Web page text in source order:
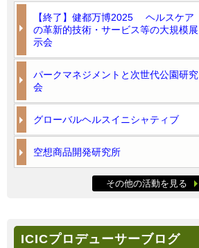
【終了】健都万博2025 ヘルスケア
の革新的技術・サービス等の大規模展
示会
パークマネジメントと次世代公園研究
会
グローバルヘルスイニシャティブ
空想商品開発研究所
その他の活動を見る
ICICプロデューサーブログ